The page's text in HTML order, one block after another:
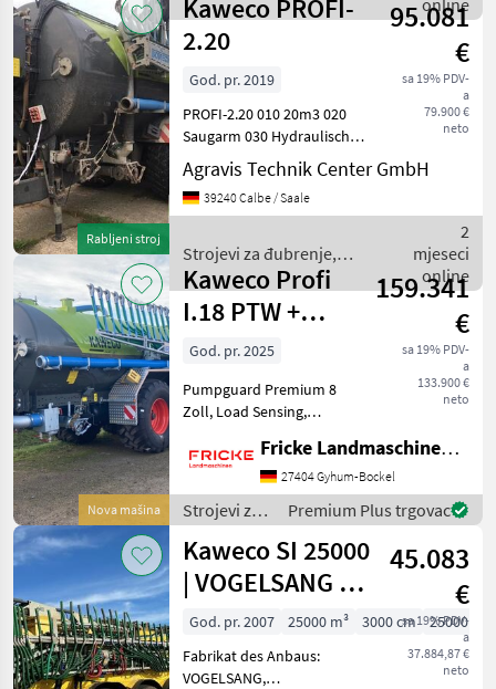
gnojenje i navodnjavanje /
Kaweco
online
Rabljeni stroj
Kaweco PROFI-
2.20
95.081
€
sa 19% PDV-
a
79.900 €
neto
God. pr. 2019
PROFI-2.20 010 20m3 020
Saugarm 030 Hydraulisches
Fahrwerk 040 Bedienteil
050 Bereifung 750 60 r30.5
060 Bomech Schlepp Schuh
Gelenkwelle Strojev
Agravis Technik Center GmbH
39240 Calbe / Saale
Strojevi za đubrenje,
gnojenje i navodnjavanje /
Kaweco
2
mjeseci
online
Nova mašina
Kaweco Profi
I.18 PTW +
Bomech Farmer
159.341
€
sa 19% PDV-
a
133.900 €
neto
God. pr. 2025
Pumpguard Premium 8
Zoll, Load Sensing,
Bomech Farmer 15m
Schleppschuhverteiler, LED
Bleuchtung und
warntafeln, Seitlicher
Arretierung Links u
Fricke Landmaschinen GmbH
27404 Gyhum-Bockel
Strojevi za
đubrenje,
gnojenje i
navodnjavanje
/ Kaweco
Premium Plus trgovac
Kaweco SI 25000
| VOGELSANG 30
METER | ISOBUS
45.083
€
sa 19% PDV-
a
37.884,87 €
neto
God. pr. 2007 25000 m³ 3000 cm
25000 l
Fabrikat des Anbaus:
VOGELSANG,